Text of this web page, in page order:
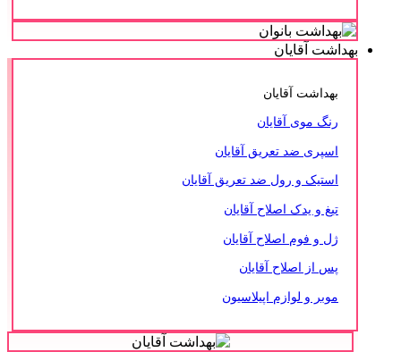
بهداشت آقایان
بهداشت آقایان
رنگ موی آقایان
اسپری ضد تعریق آقایان
استیک و رول ضد تعریق آقایان
تیغ و یدک اصلاح آقایان
ژل و فوم اصلاح آقایان
پس از اصلاح آقایان
موبر و لوازم اپیلاسیون